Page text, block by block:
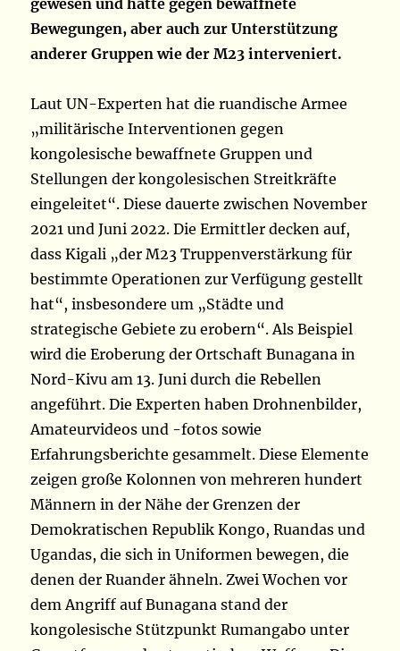
gewesen und hätte gegen bewaffnete
Bewegungen, aber auch zur Unterstützung
anderer Gruppen wie der M23 interveniert.
Laut UN-Experten hat die ruandische Armee
„militärische Interventionen gegen
kongolesische bewaffnete Gruppen und
Stellungen der kongolesischen Streitkräfte
eingeleitet“. Diese dauerte zwischen November
2021 und Juni 2022. Die Ermittler decken auf,
dass Kigali „der M23 Truppenverstärkung für
bestimmte Operationen zur Verfügung gestellt
hat“, insbesondere um „Städte und
strategische Gebiete zu erobern“. Als Beispiel
wird die Eroberung der Ortschaft Bunagana in
Nord-Kivu am 13. Juni durch die Rebellen
angeführt. Die Experten haben Drohnenbilder,
Amateurvideos und -fotos sowie
Erfahrungsberichte gesammelt. Diese Elemente
zeigen große Kolonnen von mehreren hundert
Männern in der Nähe der Grenzen der
Demokratischen Republik Kongo, Ruandas und
Ugandas, die sich in Uniformen bewegen, die
denen der Ruander ähneln. Zwei Wochen vor
dem Angriff auf Bunagana stand der
kongolesische Stützpunkt Rumangabo unter